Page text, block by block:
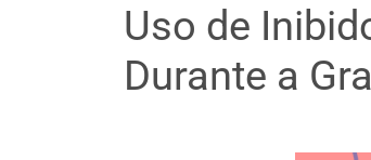
Uso de
Durante a